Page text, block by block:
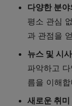
다양한 분
평소 관심
과 관점을
뉴스 및 시
파악하고
름을 이해
새로운 취